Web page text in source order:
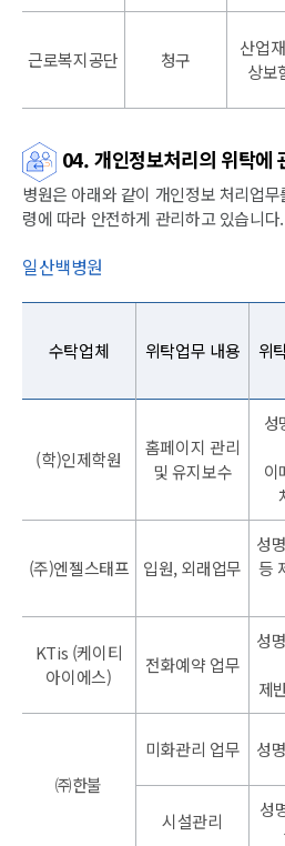
근로복지공단 청구
산업
상보
04. 개인정보처리의 위탁에
병원은 아래와 같이 개인정보 처리업
령에 따라 안전하게 관리하고 있습니다.
일산백병원
수탁업체 위탁업무 내용 위
(학)인제학원
홈페이지 관리
및 유지보수
성
이
(주)엔젤스태프 입원, 외래업무
성
등
KTis (케이티
아이에스)
전화예약 업무
성
제
㈜한불
미화관리 업무 성
시설관리
성